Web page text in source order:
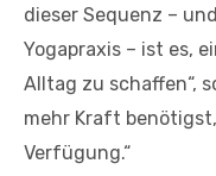
dieser Sequenz –
Yogapraxis – ist es,
Alltag zu schaffen“,
mehr Kraft
Verfügung.“